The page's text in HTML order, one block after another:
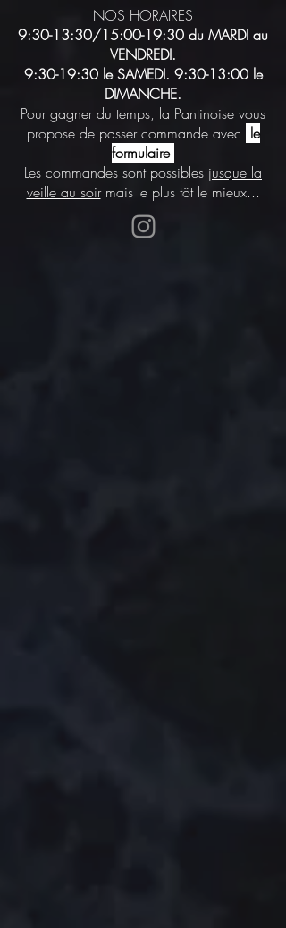
NOS HORAIRES
9:30-13:30/15:00-19:30 du MARDI au
VENDREDI.
9:30-19:30 le SAMEDI. 9:30-13:00 le
DIMANCHE.
Pour gagner du temps, la Pantinoise vous
propose de passer commande avec le
formulaire
Les commandes sont possibles jusque la
veille au soirmais le plus tôt le mieux...